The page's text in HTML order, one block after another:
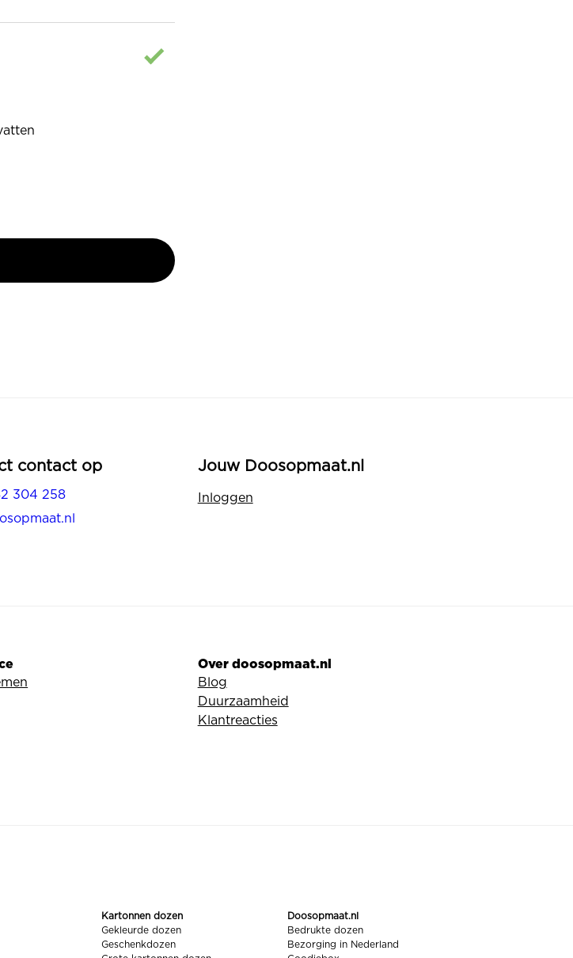
contact op
304 258
Jouw Doosopmaat.nl
Inloggen
Over doosopmaat.nl
Blog
Duurzaamheid
Klantreacties
Kartonnen dozen
Gekleurde dozen
Geschenkdozen
Doosopmaat.nl
Bedrukte dozen
Bezorging in Nederland